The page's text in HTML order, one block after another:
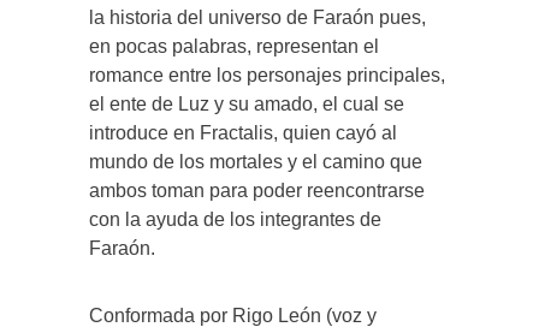
la historia del universo de Faraón pues,
en pocas palabras, representan el
romance entre los personajes principales,
el ente de Luz y su amado, el cual se
introduce en Fractalis, quien cayó al
mundo de los mortales y el camino que
ambos toman para poder reencontrarse
con la ayuda de los integrantes de
Faraón.
Conformada por Rigo León (voz y